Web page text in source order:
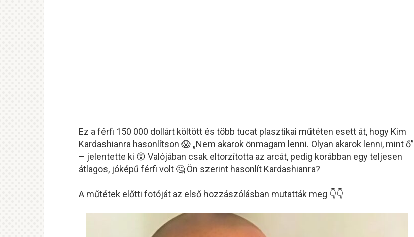
Ez a férfi 150 000 dollárt költött és több tucat plasztikai műtéten esett át, hogy Kim
Kardashianra hasonlítson 😱 „Nem akarok önmagam lenni. Olyan akarok lenni, mintő”
– jelentette ki 😲 Valójában csak eltorzította az arcát, pedig korábban egyteljesen
átlagos, jóképű férfi volt 🤔 Ön szerint hasonlít Kardashianra?
A műtétek előtti fotóját az első hozzászólásban mutatták meg 👇👇